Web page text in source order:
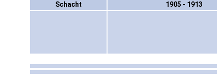
Schacht 1905 - 1913